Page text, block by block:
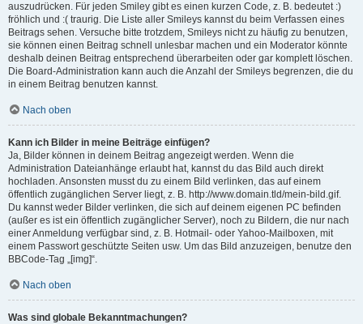
auszudrücken. Für jeden Smiley gibt es einen kurzen Code, z. B. bedeutet :)
fröhlich und :( traurig. Die Liste aller Smileys kannst du beim Verfassen eines
Beitrags sehen. Versuche bitte trotzdem, Smileys nicht zu häufig zu benutzen,
sie können einen Beitrag schnell unlesbar machen und ein Moderator könnte
deshalb deinen Beitrag entsprechend überarbeiten oder gar komplett löschen.
Die Board-Administration kann auch die Anzahl der Smileys begrenzen, die du
in einem Beitrag benutzen kannst.
Nach oben
Kann ich Bilder in meine Beiträge einfügen?
Ja, Bilder können in deinem Beitrag angezeigt werden. Wenn die
Administration Dateianhänge erlaubt hat, kannst du das Bild auch direkt
hochladen. Ansonsten musst du zu einem Bild verlinken, das auf einem
öffentlich zugänglichen Server liegt, z. B. http://www.domain.tld/mein-bild.gif.
Du kannst weder Bilder verlinken, die sich auf deinem eigenen PC befinden
(außer es ist ein öffentlich zugänglicher Server), noch zu Bildern, die nur nach
einer Anmeldung verfügbar sind, z. B. Hotmail- oder Yahoo-Mailboxen, mit
einem Passwort geschützte Seiten usw. Um das Bild anzuzeigen, benutze den
BBCode-Tag „[img]“.
Nach oben
Was sind globale Bekanntmachungen?